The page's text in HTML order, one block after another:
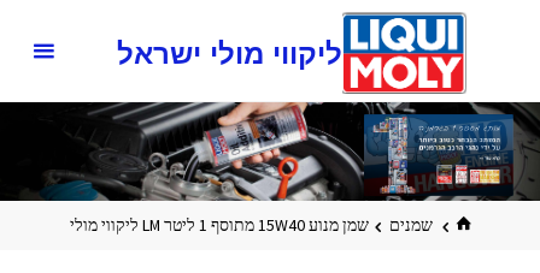
ליקווי מולי ישראל
שמנים שמן מנוע 15W40 מתוסף 1 ליטר LM ליקווי מולי